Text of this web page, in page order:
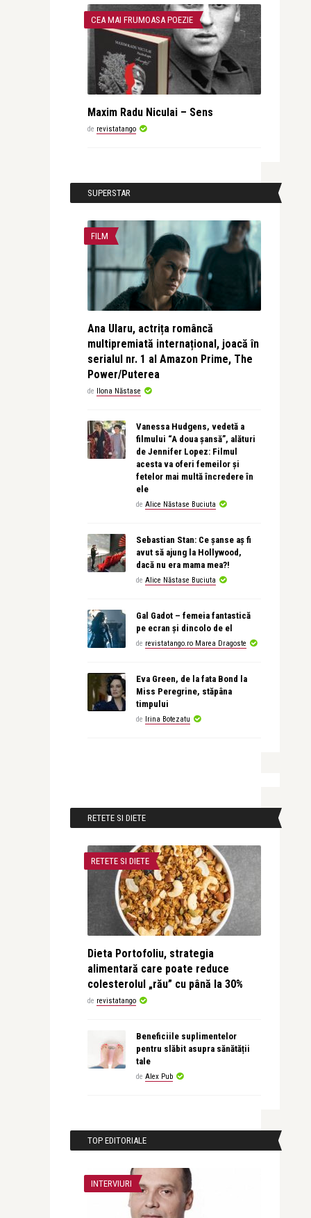
CEA MAI FRUMOASA POEZIE
Maxim Radu Niculai – Sens
de revistatango
SUPERSTAR
FILM
Ana Ularu, actrița româncă
multipremiată internațional, joacă în
serialul nr. 1 al Amazon Prime, The
Power/Puterea
de Ilona Năstase
Vanessa Hudgens, vedetă a
filmului “A doua șansă”, alături
de Jennifer Lopez: Filmul
acesta va oferi femeilor și
fetelor mai multă încredere în
ele
de Alice Năstase Buciuta
Sebastian Stan: Ce șanse aș fi
avut să ajung la Hollywood,
dacă nu era mama mea?!
de Alice Năstase Buciuta
Gal Gadot – femeia fantastică
pe ecran și dincolo de el
de revistatango.ro Marea Dragoste
Eva Green, de la fata Bond la
Miss Peregrine, stăpâna
timpului
de Irina Botezatu
RETETE SI DIETE
RETETE SI DIETE
Dieta Portofoliu, strategia
alimentară care poate reduce
colesterolul „rău” cu până la 30%
de revistatango
Beneficiile suplimentelor
pentru slăbit asupra sănătății
tale
de Alex Pub
TOP EDITORIALE
INTERVIURI